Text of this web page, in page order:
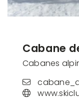
Cabane
Cabanes